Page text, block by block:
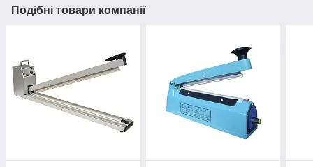
Подібні товари компанії